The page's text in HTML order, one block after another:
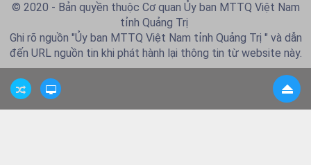
© 2020 - Bản quyền thuộc Cơ quan Ủy ban MTTQ Việt Nam
tỉnh Quảng Trị
Ghi rõ nguồn "Ủy ban MTTQ Việt Nam tỉnh Quảng Trị " và dẫn
đến URL nguồn tin khi phát hành lại thông tin từ website này.